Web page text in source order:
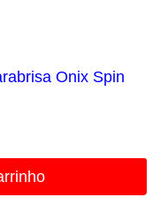
Onix Spin